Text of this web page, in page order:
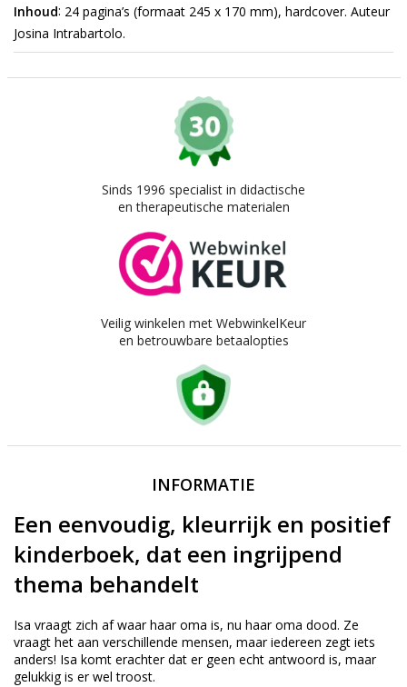
Inhoud: 24 pagina’s (formaat 245 x 170 mm), hardcover. Auteur
Josina Intrabartolo.
Sinds 1996 specialist in didactische
en therapeutische materialen
Veilig winkelen met WebwinkelKeur
en betrouwbare betaalopties
INFORMATIE
Een eenvoudig, kleurrijk en positief
kinderboek, dat een ingrijpend
thema behandelt
Isa vraagt zich af waar haar oma is, nu haar oma dood. Ze
vraagt het aan verschillende mensen, maar iedereen zegt iets
anders! Isa komt erachter dat er geen echt antwoord is, maar
gelukkig is er wel troost.